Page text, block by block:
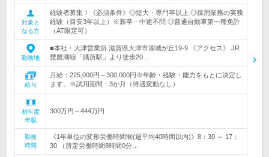
対象と
なる方
経験者募集！《必須条件》◎短大・専門卒以上 ◎採用業務の実務
経験（目安3年以上）※新卒・中途不問 ◎普通自動車第一種免許
（AT限定可）
勤務地
■本社・大津営業所 滋賀県大津市湖城が丘19-9 《アクセス》 JR
琵琶湖線「膳所駅」より徒歩20…
給与
月給：225,000円～300,000円※年齢・経験・能力をもとに決定し
ます。※試用期間：3か月（待遇変動なし）
初年度
年収
300万円～444万円
勤務
時間
《1年単位の変形労働時間制(週平均40時間以内)》8：30 ～ 17：
30 （所定労働時間8時間0分…